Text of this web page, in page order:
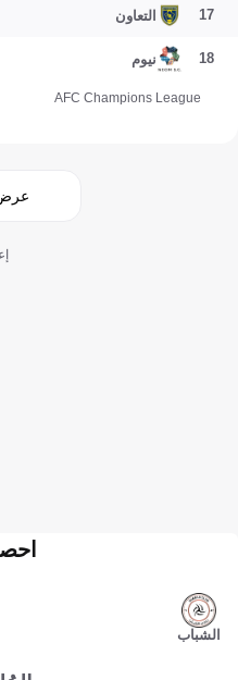
17 التعاون
18 نيوم
AFC Champions League
الشباب